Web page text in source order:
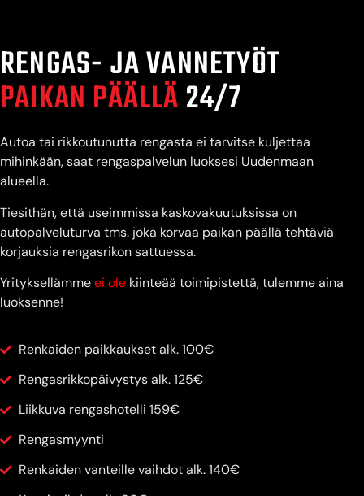
RENGAS- JA VANNETYÖT
PAIKAN PÄÄLLÄ24/7
Autoa tai rikkoutunutta rengasta ei tarvitse kuljettaa
mihinkään, saat rengaspalvelun luoksesi Uudenmaan
alueella.
Tiesithän, että useimmissa kaskovakuutuksissa on
autopalveluturva tms. joka korvaa paikan päällä tehtäviä
korjauksia rengasrikon sattuessa.
Yrityksellämmeei ole kiinteää toimipistettä, tulemme aina
luoksenne!
Renkaiden paikkaukset alk. 100€
Rengasrikkopäivystys alk. 125€
Liikkuva rengashotelli 159€
Rengasmyynti
Renkaiden vanteille vaihdot alk. 140€